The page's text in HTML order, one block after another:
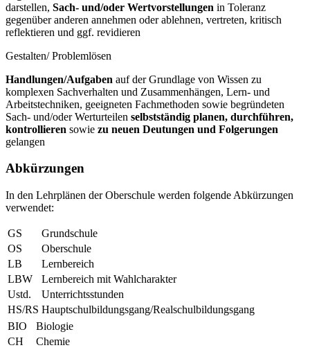
darstellen, Sach- und/oder Wertvorstellungen in Toleranz
gegenüber anderen annehmen oder ablehnen, vertreten, kritisch
reflektieren und ggf. revidieren
Gestalten/ Problemlösen
Handlungen/Aufgaben auf der Grundlage von Wissen zu
komplexen Sachverhalten und Zusammenhängen, Lern- und
Arbeitstechniken, geeigneten Fachmethoden sowie begründeten
Sach- und/oder Werturteilen selbstständig planen, durchführen,
kontrollieren sowie zu neuen Deutungen und Folgerungen
gelangen
Abkürzungen
In den Lehrplänen der Oberschule werden folgende Abkürzungen
verwendet:
GS
Grundschule
OS
Oberschule
LB
Lernbereich
LBW
Lernbereich mit Wahlcharakter
Ustd.
Unterrichtsstunden
HS/RS Hauptschulbildungsgang/Realschulbildungsgang
BIO
Biologie
CH
Chemie